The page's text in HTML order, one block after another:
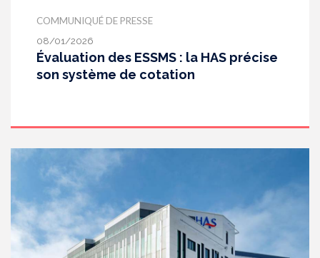
COMMUNIQUÉ DE PRESSE
08/01/2026
Évaluation des ESSMS : la HAS précise
son système de cotation